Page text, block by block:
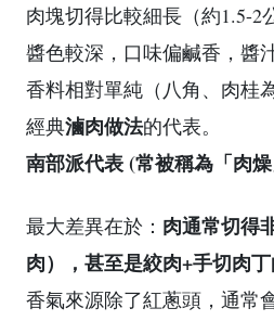
肉塊切得比較細長（約1.5-2
醬色較深，口味偏鹹香，醬
香料相對單純（八角、肉桂
經典滷肉做法的代表。
南部派代表 (常被稱為「肉燥
最大差異在於： 肉通常切得
肉），甚至是絞肉+手切肉丁
香氣來源除了紅蔥頭，通常